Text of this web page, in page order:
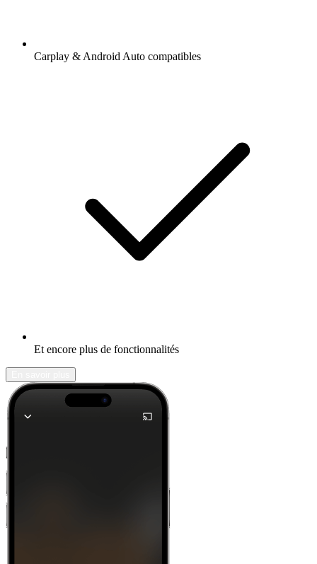
Carplay & Android Auto compatibles
Et encore plus de fonctionnalités